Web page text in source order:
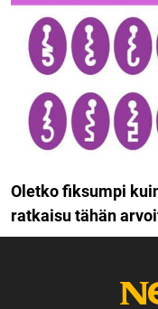
Oletko fiksumpi
ratkaisu tähän